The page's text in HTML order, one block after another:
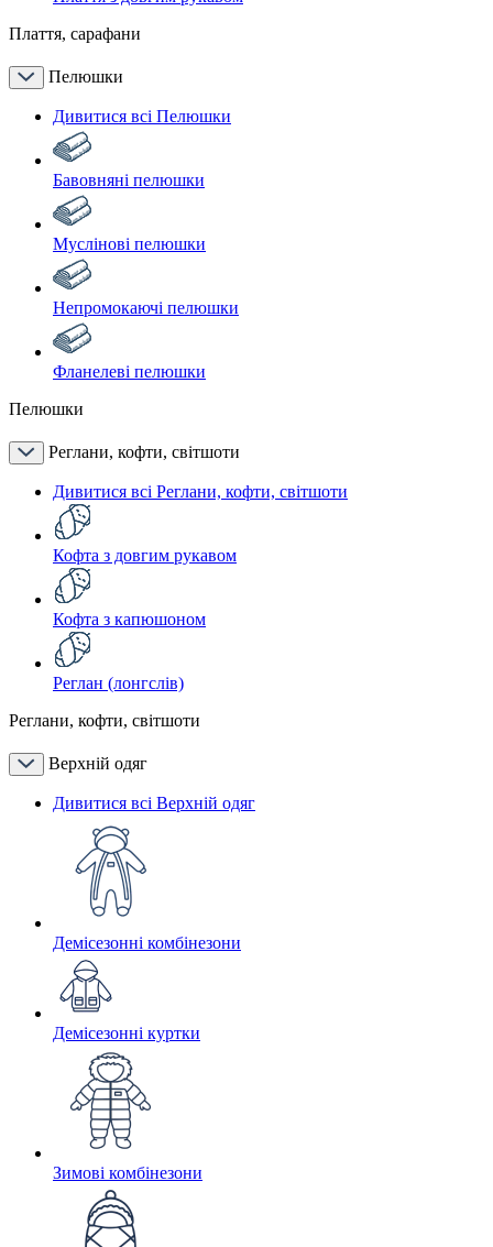
Плаття, сарафани
Пелюшки
Дивитися всі Пелюшки
Бавовняні пелюшки
Муслінові пелюшки
Непромокаючі пелюшки
Фланелеві пелюшки
Пелюшки
Реглани, кофти, світшоти
Дивитися всі Реглани, кофти, світшоти
Кофта з довгим рукавом
Кофта з капюшоном
Реглан (лонгслів)
Реглани, кофти, світшоти
Верхній одяг
Дивитися всі Верхній одяг
Демісезонні комбінезони
Демісезонні куртки
Зимові комбінезони